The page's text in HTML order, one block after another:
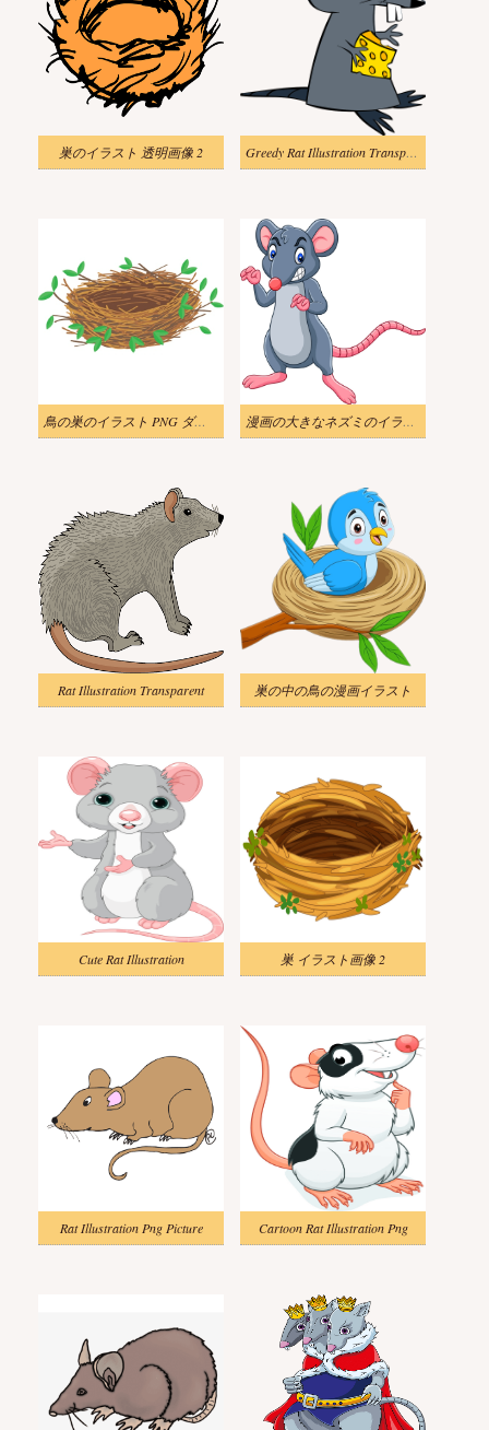
巣のイラスト 透明画像 2 Greedy Rat Illustration Transparent
鳥の巣のイラスト PNG ダウンロード 漫画の大きなネズミのイラスト画像 3
Rat Illustration Transparent 巣の中の鳥の漫画イラスト
Cute Rat Illustration 巣 イラスト画像 2
Rat Illustration Png Picture Cartoon Rat Illustration Png